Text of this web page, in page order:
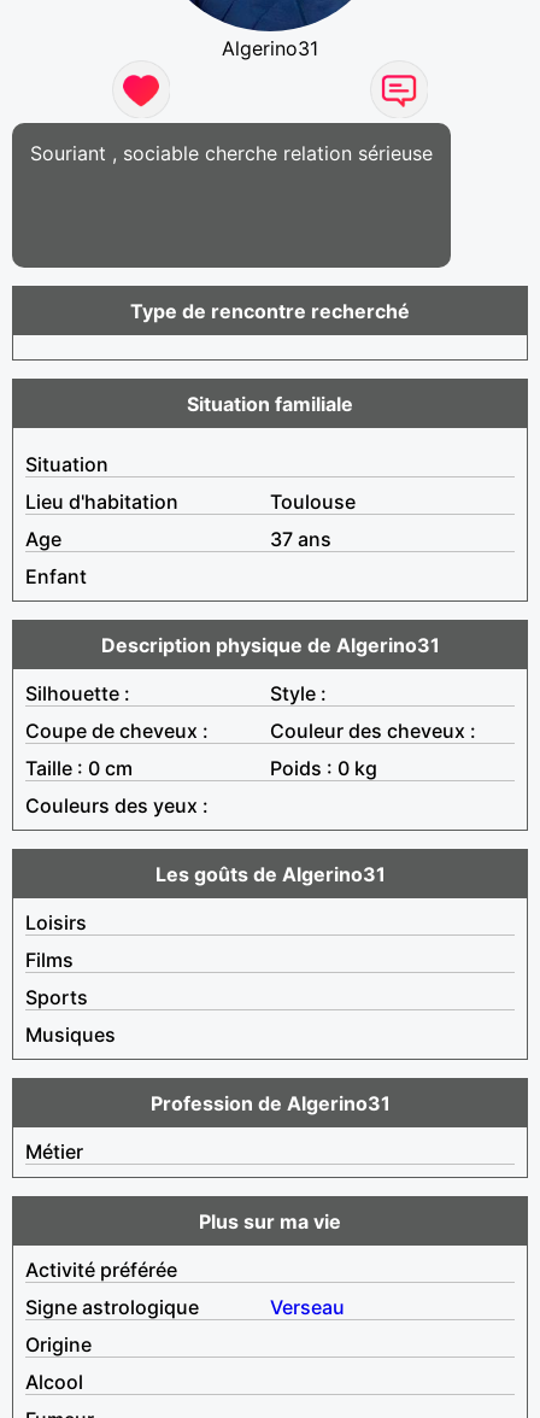
Algerino31
Souriant , sociable cherche relation sérieuse
Type de rencontre recherché
Situation familiale
Situation
Lieu d'habitation
Toulouse
Age
37 ans
Enfant
Description physique de Algerino31
Silhouette :
Style :
Coupe de cheveux :
Couleur des cheveux :
Taille : 0 cm
Poids : 0 kg
Couleurs des yeux :
Les goûts de Algerino31
Loisirs
Films
Sports
Musiques
Profession de Algerino31
Métier
Plus sur ma vie
Activité préférée
Signe astrologique
Verseau
Origine
Alcool